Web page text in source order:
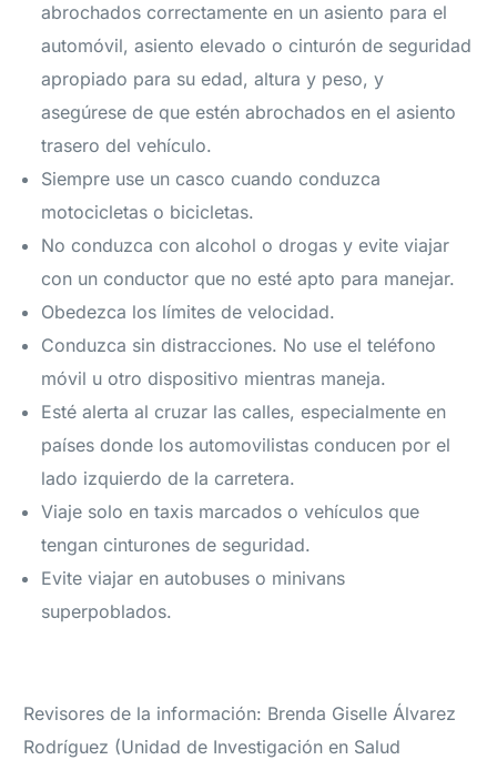
abrochados correctamente en un asiento para el
automóvil, asiento elevado o cinturón de seguridad
apropiado para su edad, altura y peso, y
asegúrese de que estén abrochados en el asiento
trasero del vehículo.
Siempre use un casco cuando conduzca
motocicletas o bicicletas.
No conduzca con alcohol o drogas y evite viajar
con un conductor que no esté apto para manejar.
Obedezca los límites de velocidad.
Conduzca sin distracciones. No use el teléfono
móvil u otro dispositivo mientras maneja.
Esté alerta al cruzar las calles, especialmente en
países donde los automovilistas conducen por el
lado izquierdo de la carretera.
Viaje solo en taxis marcados o vehículos que
tengan cinturones de seguridad.
Evite viajar en autobuses o minivans
superpoblados.
Revisores de la información: Brenda Giselle Álvarez
Rodríguez (Unidad de Investigación en Salud